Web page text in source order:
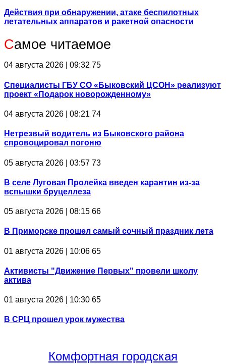
Действия при обнаружении, атаке беспилотных
летательных аппаратов и ракетной опасности
Самое читаемое
04 августа 2026 | 09:32 75
Специалисты ГБУ СО «Быковский ЦСОН» реализуют
проект «Подарок новорожденному»
04 августа 2026 | 08:21 74
Нетрезвый водитель из Быковского района
спровоцировал погоню
05 августа 2026 | 03:57 73
В селе Луговая Пролейка введен карантин из-за
вспышки бруцеллеза
05 августа 2026 | 08:15 66
В Приморске прошел самый сочный праздник лета
01 августа 2026 | 10:06 65
Активисты "Движение Первых" провели школу
актива
01 августа 2026 | 10:30 65
В СРЦ прошел урок мужества
Комфортная городская